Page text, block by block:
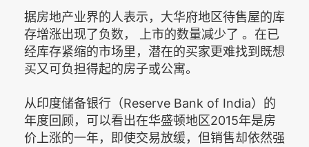
据房地产业界的人表示，大华府地区待售屋的库
存增涨出现了负数， 上市的数量减少了 。在已
经库存紧缩的市场里，潜在的买家更难找到既想
买又可负担得起的房子或公寓。
从印度储备银行（Reserve Bank of India）的
年度回顾，可以看出在华盛顿地区2015年是房
价上涨的一年，即使交易放缓，但销售却依然强